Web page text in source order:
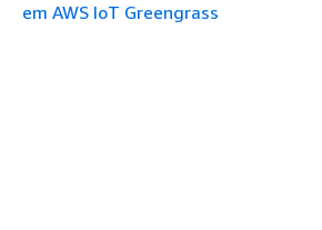
em AWS IoT Greengrass